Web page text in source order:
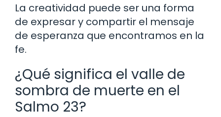
La creatividad puede ser una forma
de expresar y compartir el mensaje
de esperanza que encontramos en la
fe.
¿Qué significa el valle de
sombra de muerte en el
Salmo 23?